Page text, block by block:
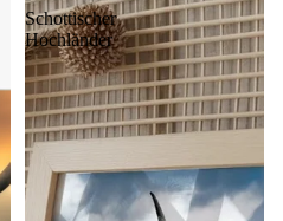
Schottischer
Hochländer